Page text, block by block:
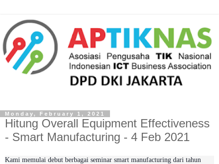
Monday, February 1, 2021
Hitung Overall Equipment Effectiveness
- Smart Manufacturing - 4 Feb 2021
Kami memulai debut berbagai seminar smart manufacturing dari tahun